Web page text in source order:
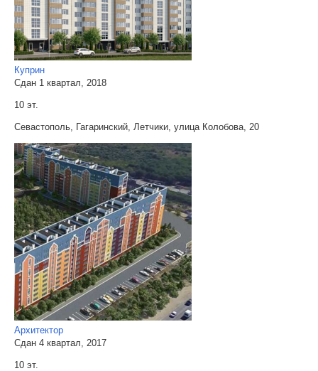
Куприн
Сдан 1 квартал, 2018
10 эт.
Севастополь, Гагаринский, Летчики, улица Колобова, 20
Архитектор
Сдан 4 квартал, 2017
10 эт.